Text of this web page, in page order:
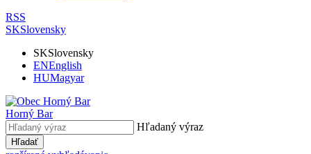
RSS
SKSlovensky
SKSlovensky
ENEnglish
HUMagyar
Horný Bar
Hľadaný výraz
Hľadať